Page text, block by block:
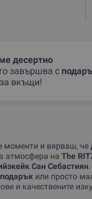
десертно
завършва с
вкъщи!
моменти и вярваш, че
атмосфера на The
Сан Себастиян
или просто
и качествените